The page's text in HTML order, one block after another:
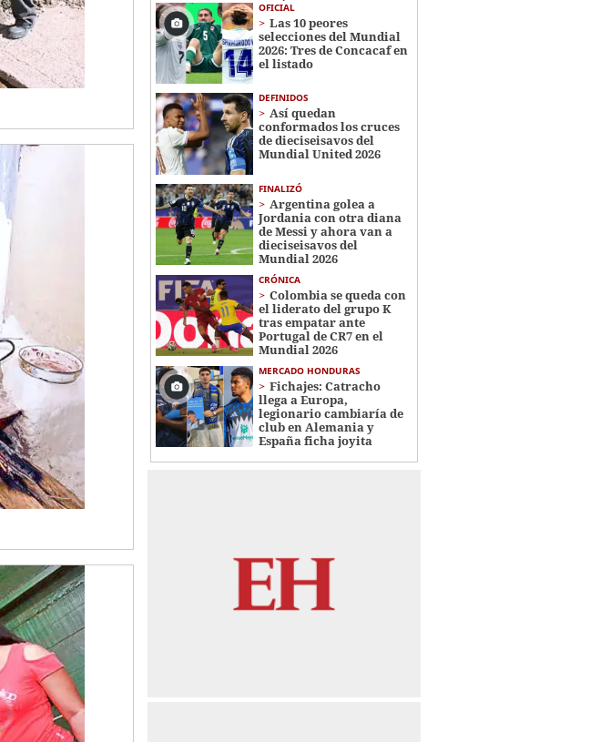
OFICIAL
Las 10 peores
selecciones del Mundial
2026: Tres de Concacaf en
el listado
DEFINIDOS
Así quedan
conformados los cruces
de dieciseisavos del
Mundial United 2026
FINALIZÓ
Argentina golea a
Jordania con otra diana
de Messi y ahora van a
dieciseisavos del
Mundial 2026
CRÓNICA
Colombia se queda con
el liderato del grupo K
tras empatar ante
Portugal de CR7 en el
Mundial 2026
MERCADO HONDURAS
Fichajes: Catracho
llega a Europa,
legionario cambiaría de
club en Alemania y
España ficha joyita